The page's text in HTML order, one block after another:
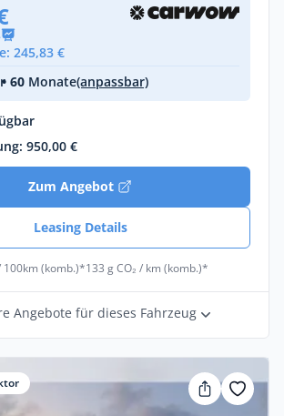
245,83 €
60 Monate(anpassbar)
950,00 €
Zum Angebot
Leasing Details
100km (komb.)*133 g CO₂ / km (komb.)*
Angebote für dieses Fahrzeug